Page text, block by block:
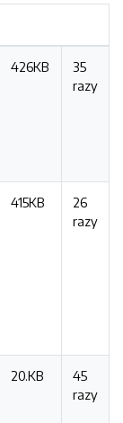
426KB
35
razy
415KB
26
razy
20.KB
45
razy